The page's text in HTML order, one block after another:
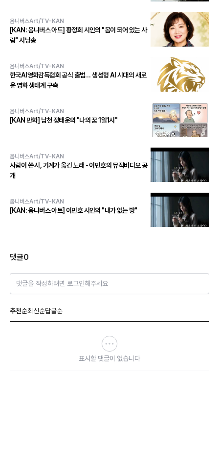
옴니버스Art/TV-KAN
[KAN: 옴니버스 아트] 황정희 시인의 "봄이 되어 있는 사
람" 시낭송
옴니버스Art/TV-KAN
한국AI영화감독협회 공식 출범… 생성형 AI 시대의 새로
운 영화 생태계 구축
옴니버스Art/TV-KAN
[KAN 만화] 남천 정태운의 "나의 꿈 1일1시"
옴니버스Art/TV-KAN
사람이 쓴 시, 기계가 옮긴 노래 - 이민호의 뮤직비디오 공
개
옴니버스Art/TV-KAN
[KAN: 옴니버스 아트] 이민호 시인의 "내가 없는 방"
댓글0
댓글을 작성하려면 로그인해주세요
추천순최신순답글순
표시할 댓글이 없습니다